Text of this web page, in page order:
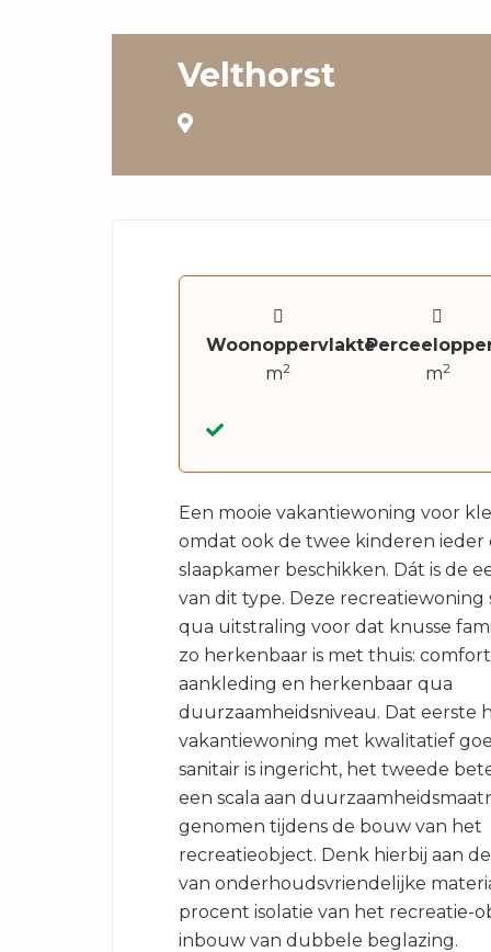
Velthorst
Woonoppervlakte
m2
m2
Een mooie vakantiewoning voor
omdat ook de twee kinderen ieder
slaapkamer beschikken. Dát is de
van dit type. Deze recreatiewoning
qua uitstraling voor dat knusse
zo herkenbaar is met thuis:
aankleding en herkenbaar qua
duurzaamheidsniveau. Dat eerste
vakantiewoning met kwalitatief
sanitair is ingericht, het tweede
een scala aan
genomen tijdens de bouw van het
recreatieobject. Denk hierbij aan
van onderhoudsvriendelijke
procent isolatie van het recreatie-
inbouw van dubbele beglazing.